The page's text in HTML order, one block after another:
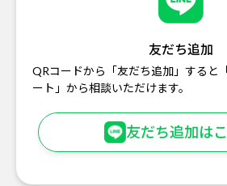
友だち追加
QRコードから「友だち追加」すると
ート」から相談いただけます。
友だち追加は